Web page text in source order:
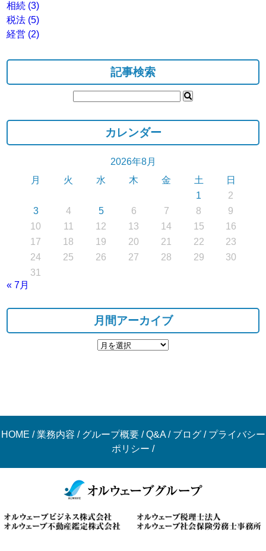
相続 (3)
税法 (5)
経営 (2)
記事検索
カレンダー
2026年8月
月
火 水 木 金 土
日
1
2
3
4 5 6 7 8
9
10
11 12 13 14 15
16
17
18 19 20 21 22
23
24
25 26 27 28 29
30
31
« 7月
月間アーカイブ
HOME /業務内容 / グループ概要/Q&A/ ブログ/ プライバシー
ポリシー /